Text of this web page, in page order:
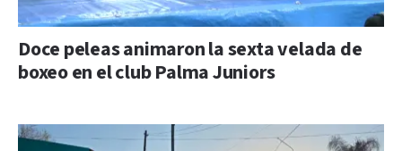
Doce peleas animaron la sexta velada de
boxeo en el club Palma Juniors